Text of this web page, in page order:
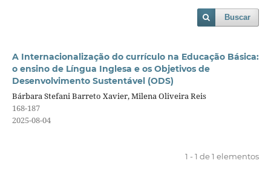
Buscar
A Internacionalização do currículo na Educação Básica:
o ensino de Língua Inglesa e os Objetivos de
Desenvolvimento Sustentável (ODS)
Bárbara Stefani Barreto Xavier, Milena Oliveira Reis
168-187
2025-08-04
1 - 1 de 1 elementos